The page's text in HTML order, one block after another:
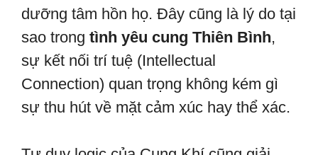
dưỡng tâm hồn họ. Đây cũng là lý do tại
sao trong tình yêu cung Thiên Bình,
sự kết nối trí tuệ (Intellectual
Connection) quan trọng không kém gì
sự thu hút về mặt cảm xúc hay thể xác.